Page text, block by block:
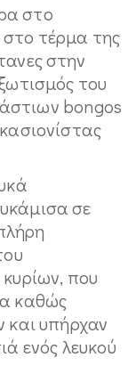
στο
τέρμα της
στην
του
bongos
σε
που
καθώς
και υπήρχαν
ενός λευκού